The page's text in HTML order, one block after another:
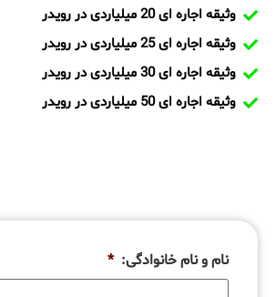
وثیقه اجاره ای 20 میلیاردی در رویدر
وثیقه اجاره ای 25 میلیاردی در رویدر
وثیقه اجاره ای 30 میلیاردی در رویدر
وثیقه اجاره ای 50 میلیاردی در رویدر
نام و نام خانوادگی: *